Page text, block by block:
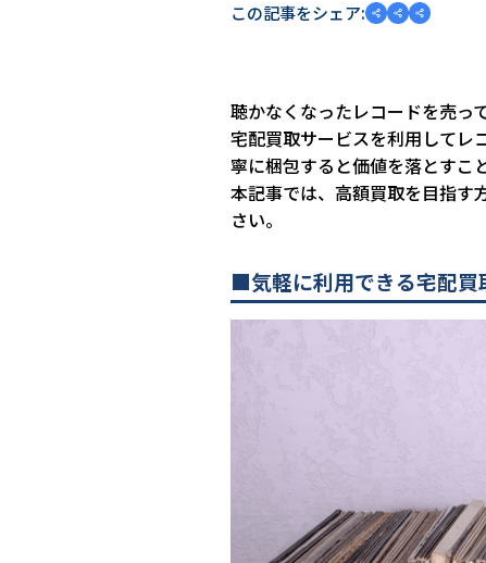
この記事をシェア:
聴かなくなったレコードを売っ
宅配買取サービスを利用してレ
寧に梱包すると価値を落とすこ
本記事では、高額買取を目指す
さい。
■気軽に利用できる宅配買